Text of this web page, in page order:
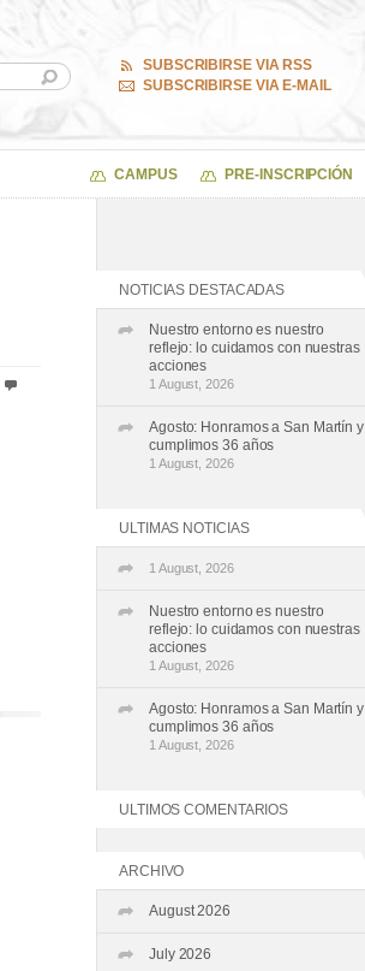
SUBSCRIBIRSE VIA RSS
SUBSCRIBIRSE VIA E-MAIL
CAMPUS PRE-INSCRIPCIÓN
NOTICIAS DESTACADAS
Nuestro entorno es nuestro
reflejo: lo cuidamos con nuestras
acciones
1 August, 2026
Agosto: Honramos a San Martín y
cumplimos 36 años
1 August, 2026
ULTIMAS NOTICIAS
1 August, 2026
Nuestro entorno es nuestro
reflejo: lo cuidamos con nuestras
acciones
1 August, 2026
Agosto: Honramos a San Martín y
cumplimos 36 años
1 August, 2026
ULTIMOS COMENTARIOS
ARCHIVO
August 2026
July 2026